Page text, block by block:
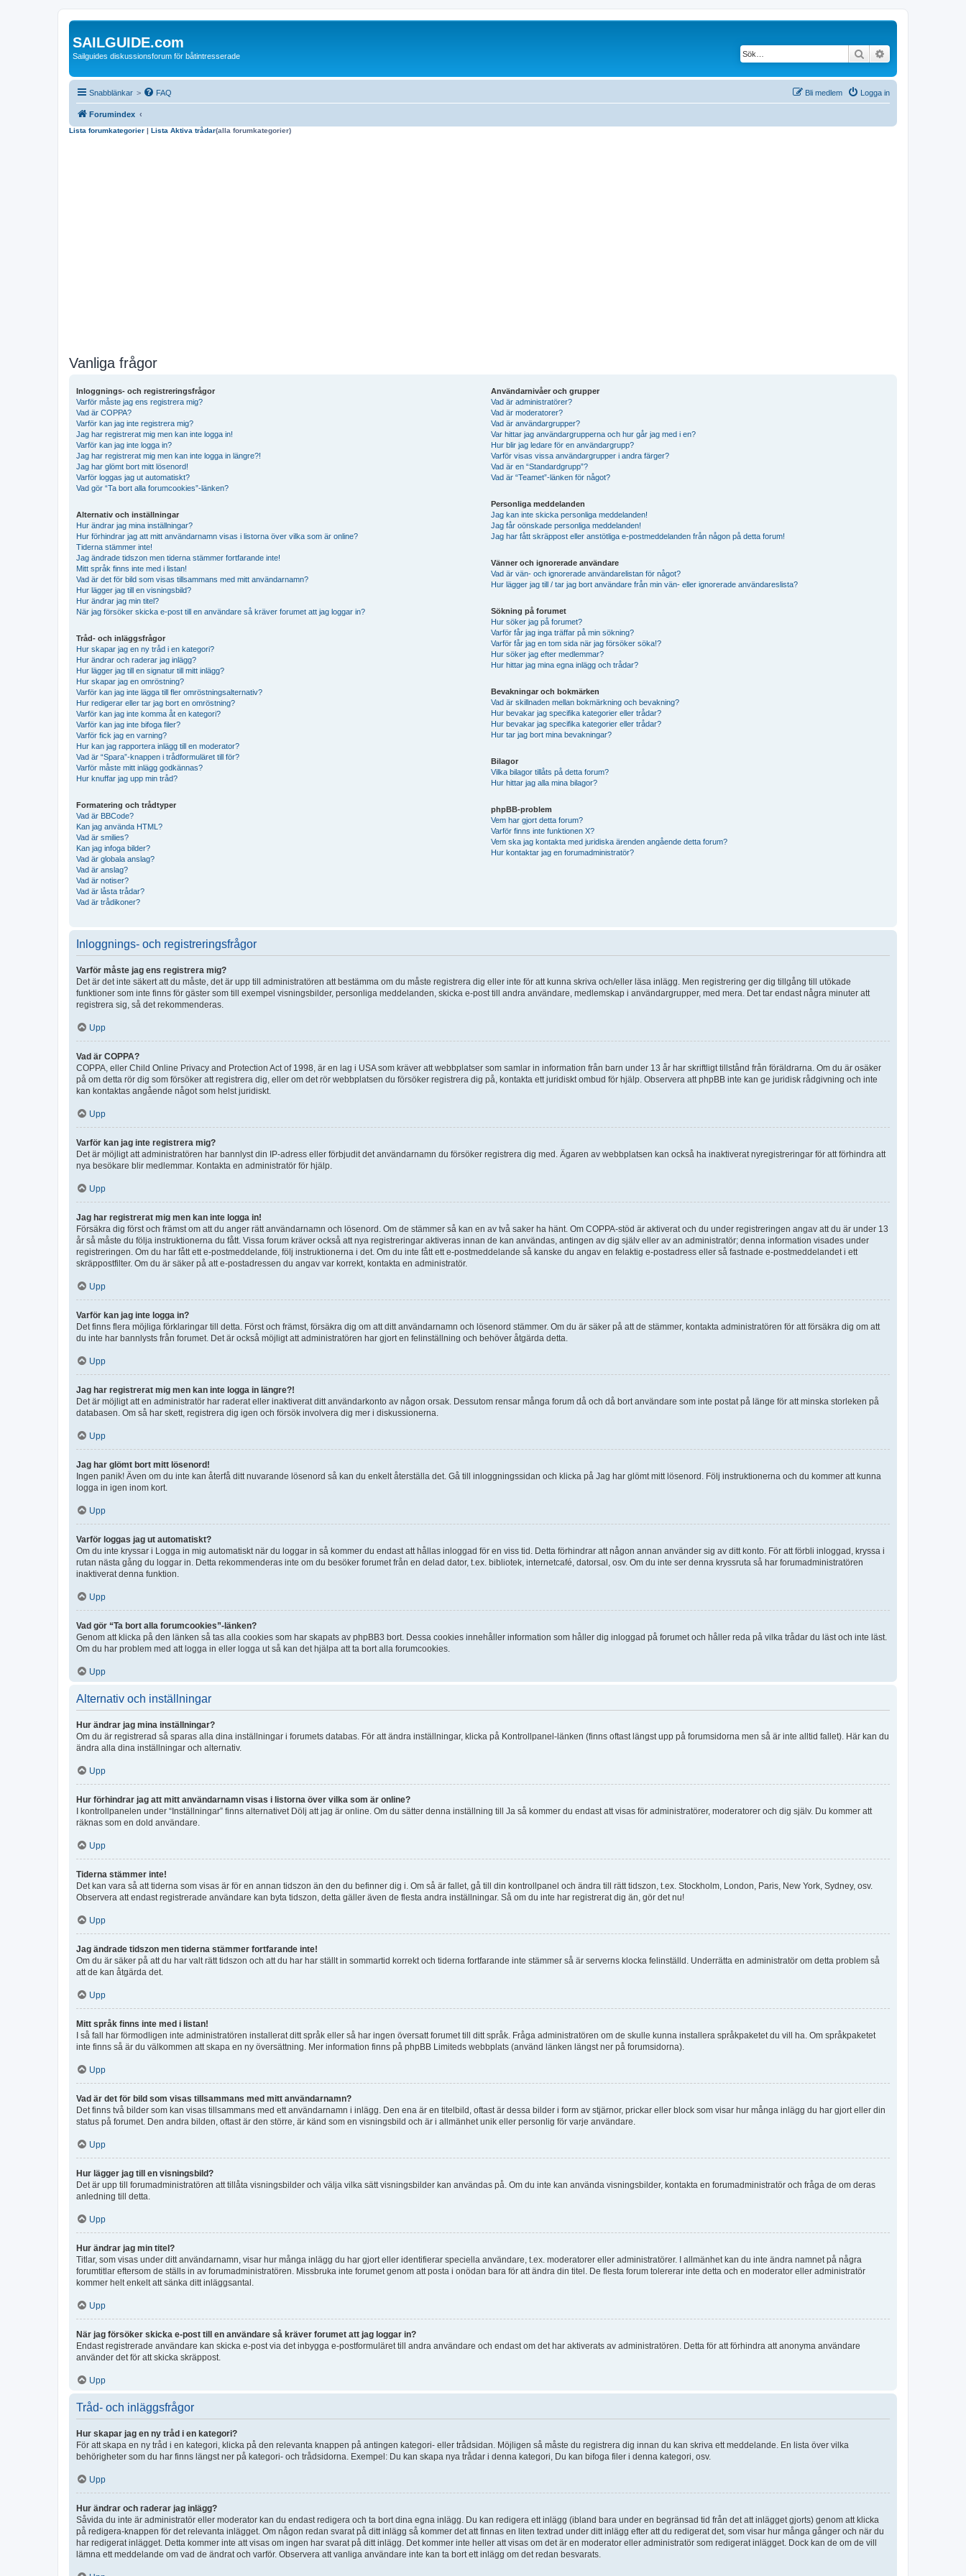
SAILGUIDE.com
Sailguides diskussionsforum för båtintresserade Sök
Snabblänkar > FAQ Logga in
Bli medlem
Forumindex
Lista forumkategorier | Lista Aktiva trådar(alla forumkategorier)
Vanliga frågor
Inloggnings- och registreringsfrågor
Varför måste jag ens registrera mig?
Vad är COPPA?
Varför kan jag inte registrera mig?
Jag har registrerat mig men kan inte logga in!
Varför kan jag inte logga in?
Jag har registrerat mig men kan inte logga in längre?!
Jag har glömt bort mitt lösenord!
Varför loggas jag ut automatiskt?
Vad gör “Ta bort alla forumcookies”-länken?
Alternativ och inställningar
Hur ändrar jag mina inställningar?
Hur förhindrar jag att mitt användarnamn visas i listorna över vilka som är online?
Tiderna stämmer inte!
Jag ändrade tidszon men tiderna stämmer fortfarande inte!
Mitt språk finns inte med i listan!
Vad är det för bild som visas tillsammans med mitt användarnamn?
Hur lägger jag till en visningsbild?
Hur ändrar jag min titel?
När jag försöker skicka e-post till en användare så kräver forumet att jag loggar in?
Tråd- och inläggsfrågor
Hur skapar jag en ny tråd i en kategori?
Hur ändrar och raderar jag inlägg?
Hur lägger jag till en signatur till mitt inlägg?
Hur skapar jag en omröstning?
Varför kan jag inte lägga till fler omröstningsalternativ?
Hur redigerar eller tar jag bort en omröstning?
Varför kan jag inte komma åt en kategori?
Varför kan jag inte bifoga filer?
Varför fick jag en varning?
Hur kan jag rapportera inlägg till en moderator?
Vad är “Spara”-knappen i trådformuläret till för?
Varför måste mitt inlägg godkännas?
Hur knuffar jag upp min tråd?
Formatering och trådtyper
Vad är BBCode?
Kan jag använda HTML?
Vad är smilies?
Kan jag infoga bilder?
Vad är globala anslag?
Vad är anslag?
Vad är notiser?
Vad är låsta trådar?
Vad är trådikoner?
Användarnivåer och grupper
Vad är administratörer?
Vad är moderatorer?
Vad är användargrupper?
Var hittar jag användargrupperna och hur går jag med i en?
Hur blir jag ledare för en användargrupp?
Varför visas vissa användargrupper i andra färger?
Vad är en “Standardgrupp”?
Vad är “Teamet”-länken för något?
Personliga meddelanden
Jag kan inte skicka personliga meddelanden!
Jag får oönskade personliga meddelanden!
Jag har fått skräppost eller anstötliga e-postmeddelanden från någon på detta forum!
Vänner och ignorerade användare
Vad är vän- och ignorerade användarelistan för något?
Hur lägger jag till / tar jag bort användare från min vän- eller ignorerade användareslista?
Sökning på forumet
Hur söker jag på forumet?
Varför får jag inga träffar på min sökning?
Varför får jag en tom sida när jag försöker söka!?
Hur söker jag efter medlemmar?
Hur hittar jag mina egna inlägg och trådar?
Bevakningar och bokmärken
Vad är skillnaden mellan bokmärkning och bevakning?
Hur bevakar jag specifika kategorier eller trådar?
Hur bevakar jag specifika kategorier eller trådar?
Hur tar jag bort mina bevakningar?
Bilagor
Vilka bilagor tillåts på detta forum?
Hur hittar jag alla mina bilagor?
phpBB-problem
Vem har gjort detta forum?
Varför finns inte funktionen X?
Vem ska jag kontakta med juridiska ärenden angående detta forum?
Hur kontaktar jag en forumadministratör?
Inloggnings- och registreringsfrågor
Varför måste jag ens registrera mig?
Det är det inte säkert att du måste, det är upp till administratören att bestämma om du måste registrera dig eller inte för att kunna skriva och/eller läsa inlägg. Men registrering ger dig tillgång till utökade
funktioner som inte finns för gäster som till exempel visningsbilder, personliga meddelanden, skicka e-post till andra användare, medlemskap i användargrupper, med mera. Det tar endast några minuter att
registrera sig, så det rekommenderas.
Upp
Vad är COPPA?
COPPA, eller Child Online Privacy and Protection Act of 1998, är en lag i USA som kräver att webbplatser som samlar in information från barn under 13 år har skriftligt tillstånd från föräldrarna. Om du är osäker
på om detta rör dig som försöker att registrera dig, eller om det rör webbplatsen du försöker registrera dig på, kontakta ett juridiskt ombud för hjälp. Observera att phpBB inte kan ge juridisk rådgivning och inte
kan kontaktas angående något som helst juridiskt.
Upp
Varför kan jag inte registrera mig?
Det är möjligt att administratören har bannlyst din IP-adress eller förbjudit det användarnamn du försöker registrera dig med. Ägaren av webbplatsen kan också ha inaktiverat nyregistreringar för att förhindra att
nya besökare blir medlemmar. Kontakta en administratör för hjälp.
Upp
Jag har registrerat mig men kan inte logga in!
Försäkra dig först och främst om att du anger rätt användarnamn och lösenord. Om de stämmer så kan en av två saker ha hänt. Om COPPA-stöd är aktiverat och du under registreringen angav att du är under 13
år så måste du följa instruktionerna du fått. Vissa forum kräver också att nya registreringar aktiveras innan de kan användas, antingen av dig själv eller av an administratör; denna information visades under
registreringen. Om du har fått ett e-postmeddelande, följ instruktionerna i det. Om du inte fått ett e-postmeddelande så kanske du angav en felaktig e-postadress eller så fastnade e-postmeddelandet i ett
skräppostfilter. Om du är säker på att e-postadressen du angav var korrekt, kontakta en administratör.
Upp
Varför kan jag inte logga in?
Det finns flera möjliga förklaringar till detta. Först och främst, försäkra dig om att ditt användarnamn och lösenord stämmer. Om du är säker på att de stämmer, kontakta administratören för att försäkra dig om att
du inte har bannlysts från forumet. Det är också möjligt att administratören har gjort en felinställning och behöver åtgärda detta.
Upp
Jag har registrerat mig men kan inte logga in längre?!
Det är möjligt att en administratör har raderat eller inaktiverat ditt användarkonto av någon orsak. Dessutom rensar många forum då och då bort användare som inte postat på länge för att minska storleken på
databasen. Om så har skett, registrera dig igen och försök involvera dig mer i diskussionerna.
Upp
Jag har glömt bort mitt lösenord!
Ingen panik! Även om du inte kan återfå ditt nuvarande lösenord så kan du enkelt återställa det. Gå till inloggningssidan och klicka på Jag har glömt mitt lösenord. Följ instruktionerna och du kommer att kunna
logga in igen inom kort.
Upp
Varför loggas jag ut automatiskt?
Om du inte kryssar i Logga in mig automatiskt när du loggar in så kommer du endast att hållas inloggad för en viss tid. Detta förhindrar att någon annan använder sig av ditt konto. För att förbli inloggad, kryssa i
rutan nästa gång du loggar in. Detta rekommenderas inte om du besöker forumet från en delad dator, t.ex. bibliotek, internetcafé, datorsal, osv. Om du inte ser denna kryssruta så har forumadministratören
inaktiverat denna funktion.
Upp
Vad gör “Ta bort alla forumcookies”-länken?
Genom att klicka på den länken så tas alla cookies som har skapats av phpBB3 bort. Dessa cookies innehåller information som håller dig inloggad på forumet och håller reda på vilka trådar du läst och inte läst.
Om du har problem med att logga in eller logga ut så kan det hjälpa att ta bort alla forumcookies.
Upp
Alternativ och inställningar
Hur ändrar jag mina inställningar?
Om du är registrerad så sparas alla dina inställningar i forumets databas. För att ändra inställningar, klicka på Kontrollpanel-länken (finns oftast längst upp på forumsidorna men så är inte alltid fallet). Här kan du
ändra alla dina inställningar och alternativ.
Upp
Hur förhindrar jag att mitt användarnamn visas i listorna över vilka som är online?
I kontrollpanelen under “Inställningar” finns alternativet Dölj att jag är online. Om du sätter denna inställning till Ja så kommer du endast att visas för administratörer, moderatorer och dig själv. Du kommer att
räknas som en dold användare.
Upp
Tiderna stämmer inte!
Det kan vara så att tiderna som visas är för en annan tidszon än den du befinner dig i. Om så är fallet, gå till din kontrollpanel och ändra till rätt tidszon, t.ex. Stockholm, London, Paris, New York, Sydney, osv.
Observera att endast registrerade användare kan byta tidszon, detta gäller även de flesta andra inställningar. Så om du inte har registrerat dig än, gör det nu!
Upp
Jag ändrade tidszon men tiderna stämmer fortfarande inte!
Om du är säker på att du har valt rätt tidszon och att du har har ställt in sommartid korrekt och tiderna fortfarande inte stämmer så är serverns klocka felinställd. Underrätta en administratör om detta problem så
att de kan åtgärda det.
Upp
Mitt språk finns inte med i listan!
I så fall har förmodligen inte administratören installerat ditt språk eller så har ingen översatt forumet till ditt språk. Fråga administratören om de skulle kunna installera språkpaketet du vill ha. Om språkpaketet
inte finns så är du välkommen att skapa en ny översättning. Mer information finns på phpBB Limiteds webbplats (använd länken längst ner på forumsidorna).
Upp
Vad är det för bild som visas tillsammans med mitt användarnamn?
Det finns två bilder som kan visas tillsammans med ett användarnamn i inlägg. Den ena är en titelbild, oftast är dessa bilder i form av stjärnor, prickar eller block som visar hur många inlägg du har gjort eller din
status på forumet. Den andra bilden, oftast är den större, är känd som en visningsbild och är i allmänhet unik eller personlig för varje användare.
Upp
Hur lägger jag till en visningsbild?
Det är upp till forumadministratören att tillåta visningsbilder och välja vilka sätt visningsbilder kan användas på. Om du inte kan använda visningsbilder, kontakta en forumadministratör och fråga de om deras
anledning till detta.
Upp
Hur ändrar jag min titel?
Titlar, som visas under ditt användarnamn, visar hur många inlägg du har gjort eller identifierar speciella användare, t.ex. moderatorer eller administratörer. I allmänhet kan du inte ändra namnet på några
forumtitlar eftersom de ställs in av forumadministratören. Missbruka inte forumet genom att posta i onödan bara för att ändra din titel. De flesta forum tolererar inte detta och en moderator eller administratör
kommer helt enkelt att sänka ditt inläggsantal.
Upp
När jag försöker skicka e-post till en användare så kräver forumet att jag loggar in?
Endast registrerade användare kan skicka e-post via det inbygga e-postformuläret till andra användare och endast om det har aktiverats av administratören. Detta för att förhindra att anonyma användare
använder det för att skicka skräppost.
Upp
Tråd- och inläggsfrågor
Hur skapar jag en ny tråd i en kategori?
För att skapa en ny tråd i en kategori, klicka på den relevanta knappen på antingen kategori- eller trådsidan. Möjligen så måste du registrera dig innan du kan skriva ett meddelande. En lista över vilka
behörigheter som du har finns längst ner på kategori- och trådsidorna. Exempel: Du kan skapa nya trådar i denna kategori, Du kan bifoga filer i denna kategori, osv.
Upp
Hur ändrar och raderar jag inlägg?
Såvida du inte är administratör eller moderator kan du endast redigera och ta bort dina egna inlägg. Du kan redigera ett inlägg (ibland bara under en begränsad tid från det att inlägget gjorts) genom att klicka
på redigera-knappen för det relevanta inlägget. Om någon redan svarat på ditt inlägg så kommer det att finnas en liten textrad under ditt inlägg efter att du redigerat det, som visar hur många gånger och när du
har redigerat inlägget. Detta kommer inte att visas om ingen har svarat på ditt inlägg. Det kommer inte heller att visas om det är en moderator eller administratör som redigerat inlägget. Dock kan de om de vill
lämna ett meddelande om vad de ändrat och varför. Observera att vanliga användare inte kan ta bort ett inlägg om det redan besvarats.